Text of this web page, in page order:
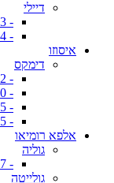
דיילי
- 2000-2013
- 2014+
איסוזו
דימקס
- 2006-2012
- 2012-2020
- 2020-2025
- 2025+
אלפא רומיאו
גוליה
- 2017+
גולייטה